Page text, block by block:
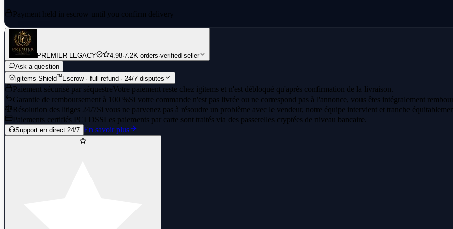
Payment held in escrow until you confirm delivery
PREMIER LEGACY 4.98·7.2K orders·verified seller
Ask a question
igitems Shield™ Escrow · full refund · 24/7 disputes
Paiement sécurisé par séquestreVotre paiement reste chez igitems et n'est débloqué qu'après confirmation de la livraison.
Garantie de remboursement à 100 %Si votre commande n'est pas livrée ou ne correspond pas à l'annonce, vous êtes intégralement
Résolution des litiges 24/7Si vous ne parvenez pas à résoudre un problème avec le vendeur, notre équipe intervient et tranche
Paiements certifiés PCI DSSLes paiements par carte sont traités via des passerelles cryptées de niveau bancaire.
Support en direct 24/7 En savoir plus